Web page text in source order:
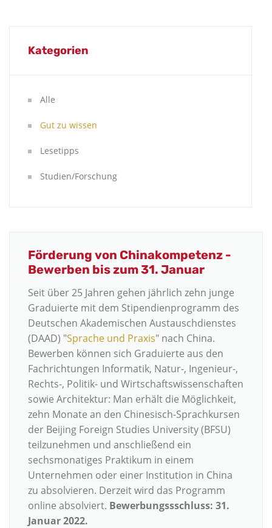
Kategorien
Alle
Gut zu wissen
Lesetipps
Studien/Forschung
Förderung von Chinakompetenz -
Bewerben bis zum 31. Januar
Seit über 25 Jahren gehen jährlich zehn junge
Graduierte mit dem Stipendienprogramm des
Deutschen Akademischen Austauschdienstes
(DAAD) "Sprache und Praxis" nach China.
Bewerben können sich Graduierte aus den
Fachrichtungen Informatik, Natur-, Ingenieur-,
Rechts-, Politik- und Wirtschaftswissenschaften
sowie Architektur: Man erhält die Möglichkeit,
zehn Monate an den Chinesisch-Sprachkursen
der Beijing Foreign Studies University (BFSU)
teilzunehmen und anschließend ein
sechsmonatiges Praktikum in einem
Unternehmen oder einer Institution in China
zu absolvieren. Derzeit wird das Programm
online absolviert. Bewerbungssschluss: 31.
Januar 2022.